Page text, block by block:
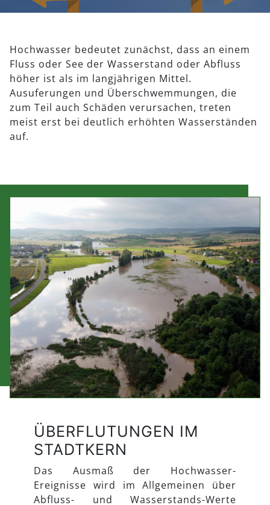
Hochwasser bedeutet zunächst, dass an einem
Fluss oder See der Wasserstand oder Abfluss
höher ist als im langjährigen Mittel.
Ausuferungen und Überschwemmungen, die
zum Teil auch Schäden verursachen, treten
meist erst bei deutlich erhöhten Wasserständen
auf.
ÜBERFLUTUNGEN IM
STADTKERN
Das Ausmaß der Hochwasser-
Ereignisse wird im Allgemeinen über
Abfluss- und Wasserstands-Werte